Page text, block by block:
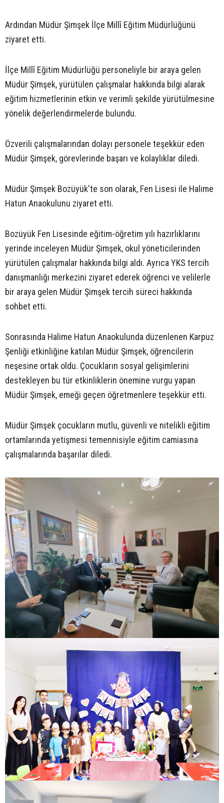
Ardından Müdür Şimşek İlçe Millî Eğitim Müdürlüğünü
ziyaret etti.
İlçe Millî Eğitim Müdürlüğü personeliyle bir araya gelen
Müdür Şimşek, yürütülen çalışmalar hakkında bilgi alarak
eğitim hizmetlerinin etkin ve verimli şekilde yürütülmesine
yönelik değerlendirmelerde bulundu.
Özverili çalışmalarından dolayı personele teşekkür eden
Müdür Şimşek, görevlerinde başarı ve kolaylıklar diledi.
Müdür Şimşek Bozüyük'te son olarak, Fen Lisesi ile Halime
Hatun Anaokulunu ziyaret etti.
Bozüyük Fen Lisesinde eğitim-öğretim yılı hazırlıklarını
yerinde inceleyen Müdür Şimşek, okul yöneticilerinden
yürütülen çalışmalar hakkında bilgi aldı. Ayrıca YKS tercih
danışmanlığı merkezini ziyaret ederek öğrenci ve velilerle
bir araya gelen Müdür Şimşek tercih süreci hakkında
sohbet etti.
Sonrasında Halime Hatun Anaokulunda düzenlenen Karpuz
Şenliği etkinliğine katılan Müdür Şimşek, öğrencilerin
neşesine ortak oldu. Çocukların sosyal gelişimlerini
destekleyen bu tür etkinliklerin önemine vurgu yapan
Müdür Şimşek, emeği geçen öğretmenlere teşekkür etti.
Müdür Şimşek çocukların mutlu, güvenli ve nitelikli eğitim
ortamlarında yetişmesi temennisiyle eğitim camiasına
çalışmalarında başarılar diledi.